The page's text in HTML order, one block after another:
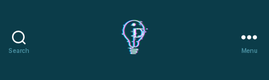
Search Menu